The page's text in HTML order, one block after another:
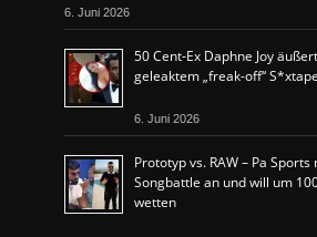
6. Juni 2026
50 Cent-Ex Daphne Joy
geleaktem „freak-off“
6. Juni 2026
Prototyp vs. RAW – Pa
Songbattle an und will um
wetten